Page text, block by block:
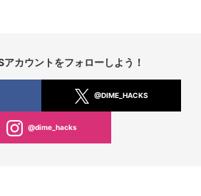
カウントをフォローしよう！
@DIME_HACKS
@dime_hacks